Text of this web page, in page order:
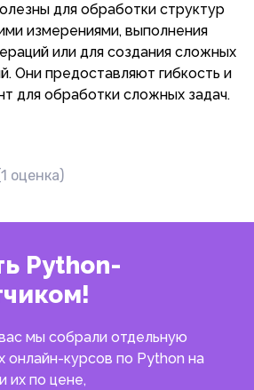
для обработки структур
измерениями, выполнения
или для создания сложных
Они предоставляют гибкость и
для обработки сложных задач.
1 оценка)
Python-
мы собрали отдельную
онлайн-курсов по Python на
их по цене,